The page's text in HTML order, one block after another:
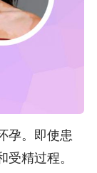
孕。即使患
精过程。